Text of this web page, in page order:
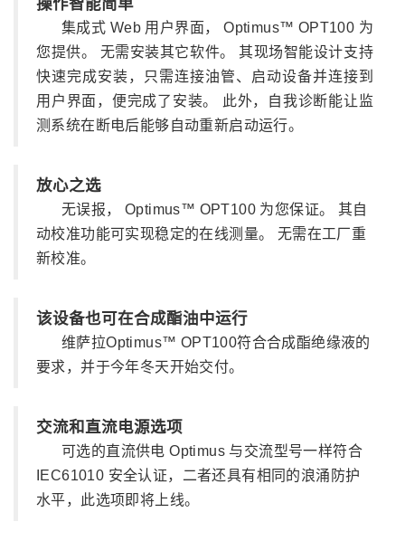
操作智能简单
集成式 Web 用户界面， Optimus™ OPT100 为
您提供。 无需安装其它软件。 其现场智能设计支持
快速完成安装，只需连接油管、启动设备并连接到
用户界面，便完成了安装。 此外，自我诊断能让监
测系统在断电后能够自动重新启动运行。
放心之选
无误报， Optimus™ OPT100 为您保证。 其自
动校准功能可实现稳定的在线测量。 无需在工厂重
新校准。
该设备也可在合成酯油中运行
维萨拉Optimus™ OPT100符合合成酯绝缘液的
要求，并于今年冬天开始交付。
交流和直流电源选项
可选的直流供电 Optimus 与交流型号一样符合
IEC61010 安全认证，二者还具有相同的浪涌防护
水平，此选项即将上线。